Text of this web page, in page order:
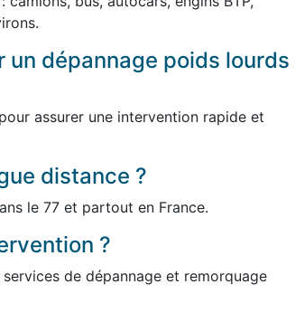
un dépannage poids lourds
assurer une intervention rapide et
distance ?
le 77 et partout en France.
?
de dépannage et remorquage